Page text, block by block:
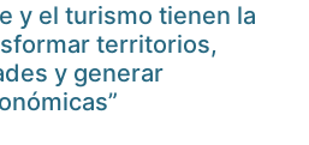
y el turismo tienen la
territorios,
y generar